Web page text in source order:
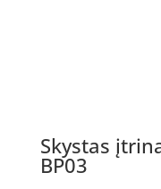
Skystas
BP03